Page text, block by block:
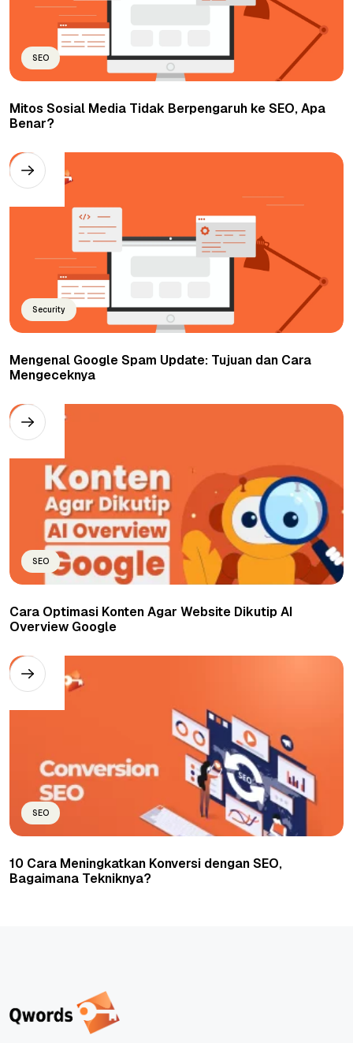
SEO
Mitos Sosial Media Tidak Berpengaruh ke SEO, Apa
Benar?
Security
Mengenal Google Spam Update: Tujuan dan Cara
Mengeceknya
SEO
Cara Optimasi Konten Agar Website Dikutip AI
Overview Google
SEO
10 Cara Meningkatkan Konversi dengan SEO,
Bagaimana Tekniknya?